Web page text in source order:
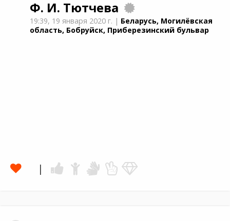
Ф. И. Тютчева
19:39, 19 января 2020 г. | Беларусь, Могилёвская
область, Бобруйск, Приберезинский бульвар